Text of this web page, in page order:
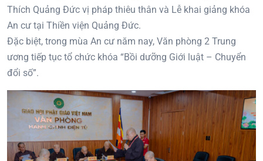
Thích Quảng Đức vị pháp thiêu thân và Lễ khai giảng khóa
An cư tại Thiền viện Quảng Đức.
Đặc biệt, trong mùa An cư năm nay, Văn phòng 2 Trung
ương tiếp tục tổ chức khóa “Bồi dưỡng Giới luật – Chuyển
đổi số”.